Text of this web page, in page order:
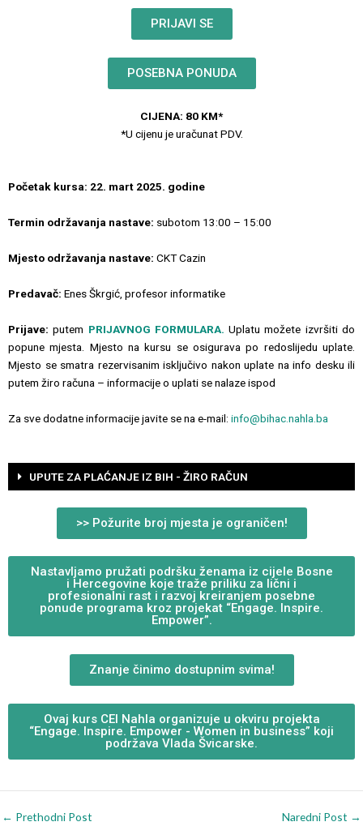
PRIJAVI SE
POSEBNA PONUDA
CIJENA: 80 KM*
*U cijenu je uračunat PDV.
Početak kursa: 22. mart 2025. godine
Termin održavanja nastave: subotom 13:00 – 15:00
Mjesto održavanja nastave: CKT Cazin
Predavač: Enes Škrgić, profesor informatike
Prijave: putem PRIJAVNOG FORMULARA.Uplatu možete izvršiti do
popune mjesta. Mjesto na kursu se osigurava po redoslijedu uplate.
Mjesto se smatra rezervisanim isključivo nakon uplate na info desku ili
putem žiro računa – informacije o uplati se nalaze ispod
Za sve dodatne informacije javite se na e-mail: info@bihac.nahla.ba
UPUTE ZA PLAĆANJE IZ BIH - ŽIRO RAČUN
>> Požurite broj mjesta je ograničen!
Nastavljamo pružati podršku ženama iz cijele Bosne
i Hercegovine koje traže priliku za lični i
profesionalni rast i razvoj kreiranjem posebne
ponude programa kroz projekat “Engage. Inspire.
Empower”.
Znanje činimo dostupnim svima!
Ovaj kurs CEI Nahla organizuje u okviru projekta
“Engage. Inspire. Empower - Women in business” koji
podržava Vlada Švicarske.
← Prethodni Post Naredni Post →